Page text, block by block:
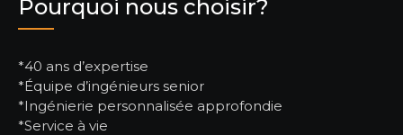
Pourquoi nous choisir?
*40 ans d’expertise
*Équipe d’ingénieurs senior
*Ingénierie personnalisée approfondie
*Service à vie